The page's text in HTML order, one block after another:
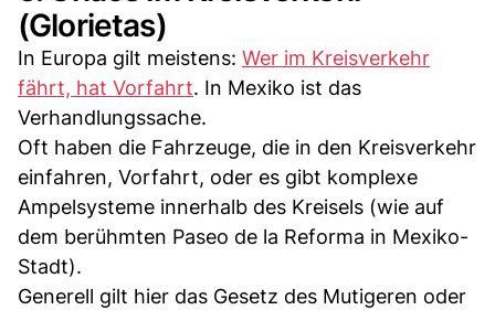
(Glorietas)
In Europa gilt meistens: Wer im Kreisverkehr
fährt, hat Vorfahrt. In Mexiko ist das
Verhandlungssache.
Oft haben die Fahrzeuge, die in den Kreisverkehr
einfahren, Vorfahrt, oder es gibt komplexe
Ampelsysteme innerhalb des Kreisels (wie auf
dem berühmten Paseo de la Reforma in Mexiko-
Stadt).
Generell gilt hier das Gesetz des Mutigeren oder